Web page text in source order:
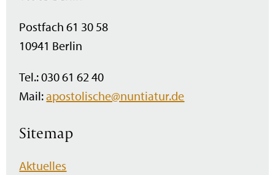
Postfach 61 30 58
10941 Berlin
Tel.: 030 61 62 40
Mail:apostolische@nuntiatur.de
Sitemap
Navigation
überspringen
Aktuelles